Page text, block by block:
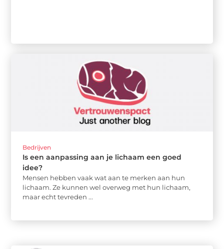
Bedrijven
Is een aanpassing aan je lichaam een goed
idee?
Mensen hebben vaak wat aan te merken aan hun
lichaam. Ze kunnen wel overweg met hun lichaam,
maar echt tevreden ...